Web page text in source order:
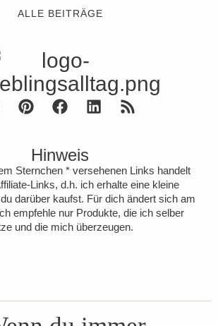
ALLE BEITRÄGE
Hinweis
Sternchen * versehenen Links handelt
Links, d.h. ich erhalte eine kleine
darüber kaufst. Für dich ändert sich am
empfehle nur Produkte, die ich selber
und die mich überzeugen.